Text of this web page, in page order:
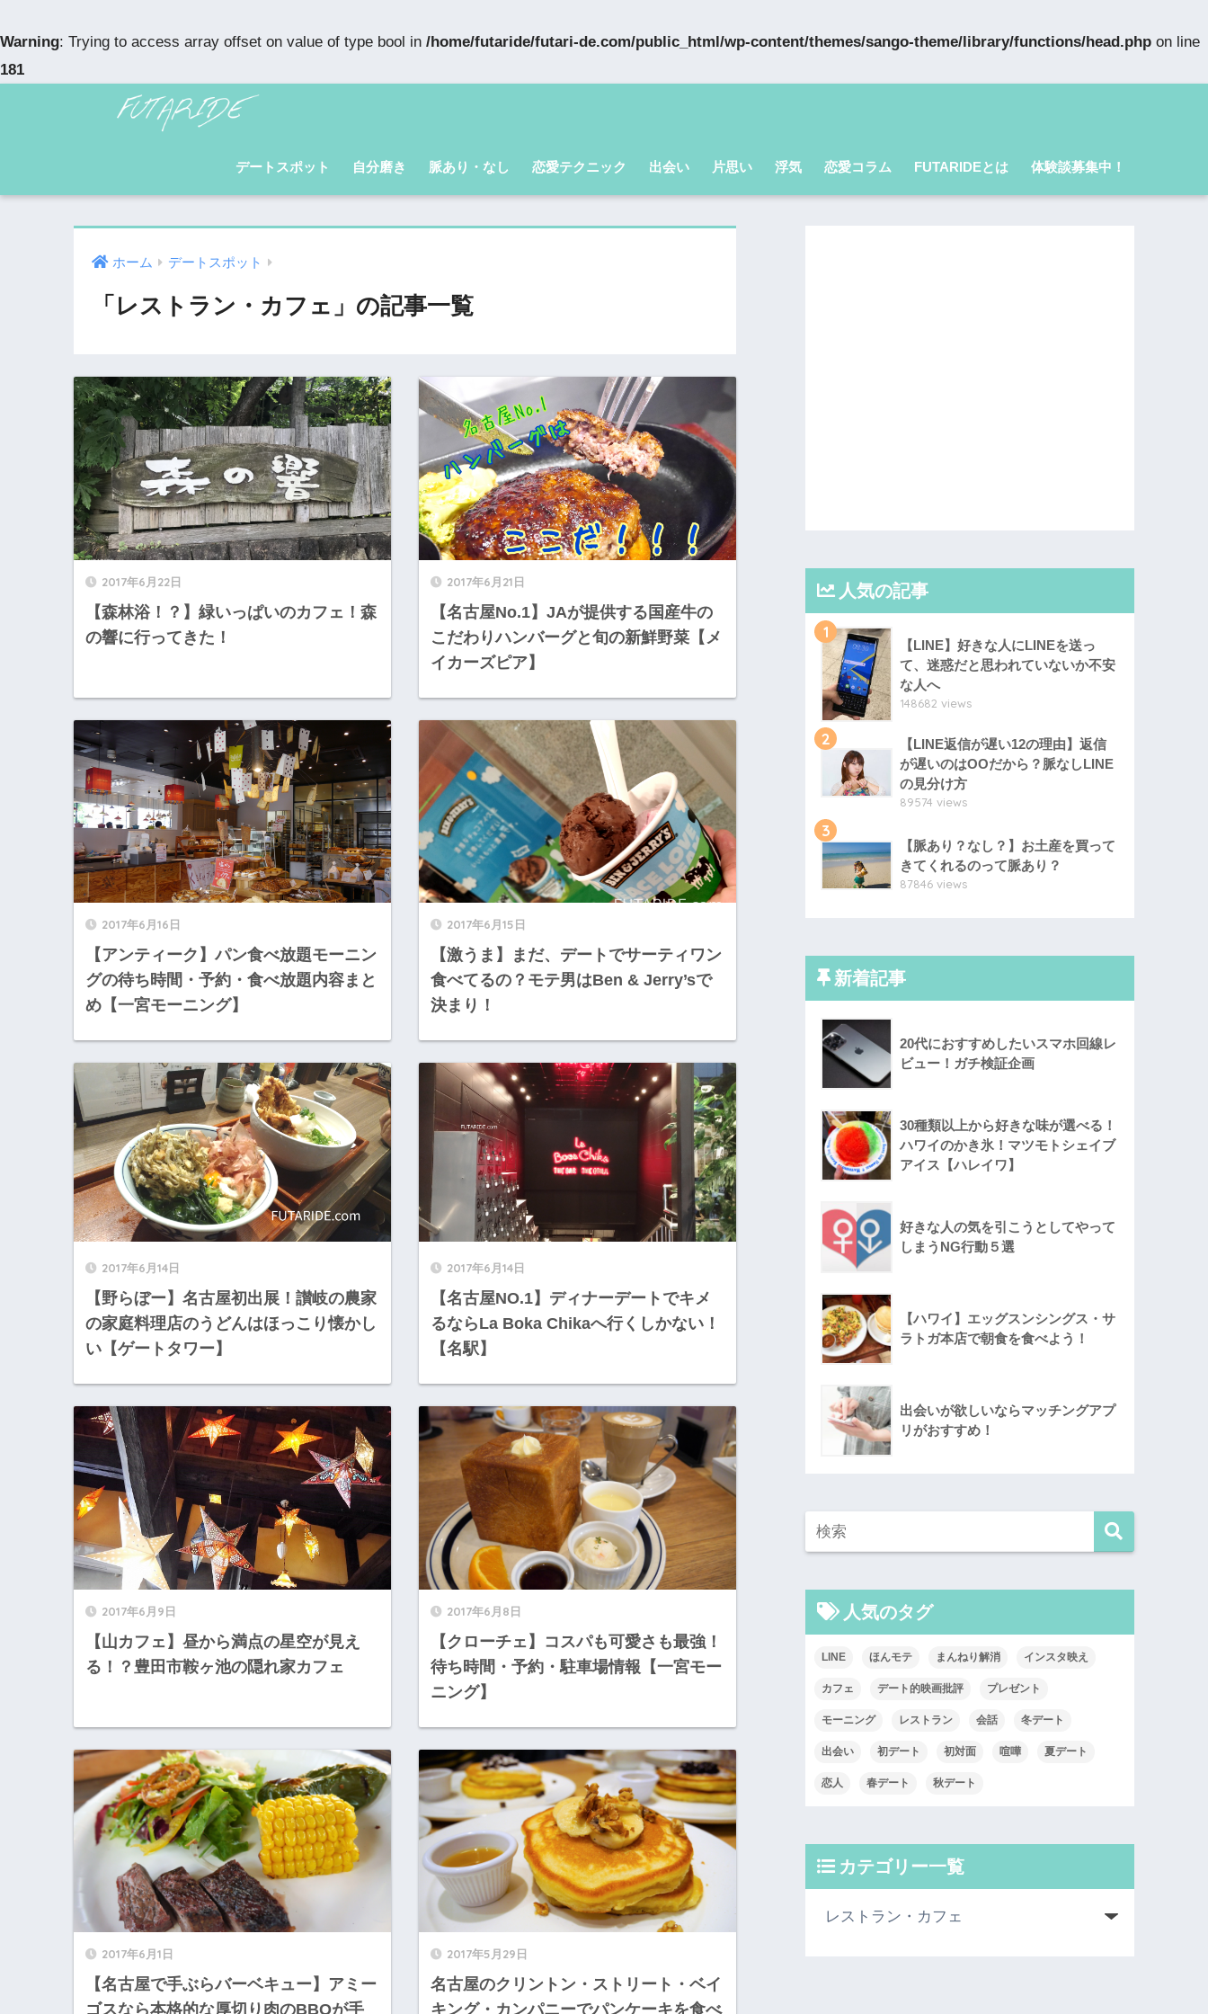
Warning: Trying to access array offset on value of type bool in /home/futaride/futari-de.com/public_html/wp-content/themes/sango-theme/library/functions/head.php on line
181
デートスポット 自分磨き 脈あり・なし 恋愛テクニック 出会い 片思い 浮気 恋愛コラム FUTARIDEとは 体験談募集中！
ホーム デートスポット
「レストラン・カフェ」の記事一覧
2017年6月22日
【森林浴！？】緑いっぱいのカフェ！森
の響に行ってきた！
2017年6月21日
【名古屋No.1】JAが提供する国産牛の
こだわりハンバーグと旬の新鮮野菜【メ
イカーズピア】
2017年6月16日
【アンティーク】パン食べ放題モーニン
グの待ち時間・予約・食べ放題内容まと
め【一宮モーニング】
2017年6月15日
【激うま】まだ、デートでサーティワン
食べてるの？モテ男はBen & Jerry’sで
決まり！
2017年6月14日
【野らぼー】名古屋初出展！讃岐の農家
の家庭料理店のうどんはほっこり懐かし
い【ゲートタワー】
2017年6月14日
【名古屋NO.1】ディナーデートでキメ
るならLa Boka Chikaへ行くしかない！
【名駅】
2017年6月9日
【山カフェ】昼から満点の星空が見え
る！？豊田市鞍ヶ池の隠れ家カフェ
2017年6月8日
【クローチェ】コスパも可愛さも最強！
待ち時間・予約・駐車場情報【一宮モー
ニング】
2017年6月1日
【名古屋で手ぶらバーベキュー】アミー
ゴスなら本格的な厚切り肉のBBQが手
2017年5月29日
名古屋のクリントン・ストリート・ベイ
キング・カンパニーでパンケーキを食べ
人気の記事
1
【LINE】好きな人にLINEを送っ
て、迷惑だと思われていないか不安
な人へ
148682 views
2
【LINE返信が遅い12の理由】返信
が遅いのはOOだから？脈なしLINE
の見分け方
89574 views
3
【脈あり？なし？】お土産を買って
きてくれるのって脈あり？
87846 views
新着記事
20代におすすめしたいスマホ回線レ
ビュー！ガチ検証企画
30種類以上から好きな味が選べる！
ハワイのかき氷！マツモトシェイブ
アイス【ハレイワ】
好きな人の気を引こうとしてやって
しまうNG行動５選
【ハワイ】エッグスンシングス・サ
ラトガ本店で朝食を食べよう！
出会いが欲しいならマッチングアプ
リがおすすめ！
人気のタグ
LINE ほんモテ まんねり解消 インスタ映え
カフェ デート的映画批評 プレゼント
モーニング レストラン 会話 冬デート
出会い 初デート 初対面 喧嘩 夏デート
恋人 春デート 秋デート
カテゴリー一覧